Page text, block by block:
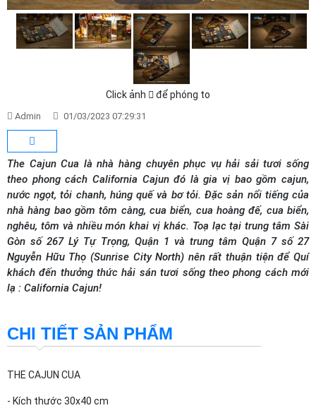
Click ảnh để phóng to
Admin 01/03/2023 07:29:31
The Cajun Cua là nhà hàng chuyên phục vụ hải sải tươi sống
theo phong cách California Cajun đó là gia vị bao gồm cajun,
nước ngọt, tỏi chanh, húng quế và bơ tỏi. Đặc sản nổi tiếng của
nhà hàng bao gồm tôm càng, cua biển, cua hoàng đế, cua biển,
nghêu, tôm và nhiều món khai vị khác. Toạ lạc tại trung tâm Sài
Gòn số 267 Lý Tự Trọng, Quận 1 và trung tâm Quận 7 số 27
Nguyễn Hữu Thọ (Sunrise City North) nên rất thuận tiện để Quí
khách đến thưởng thức hải sán tươi sống theo phong cách mới
lạ : California Cajun!
CHI TIẾT SẢN PHẨM
THE CAJUN CUA
- Kích thước 30x40 cm